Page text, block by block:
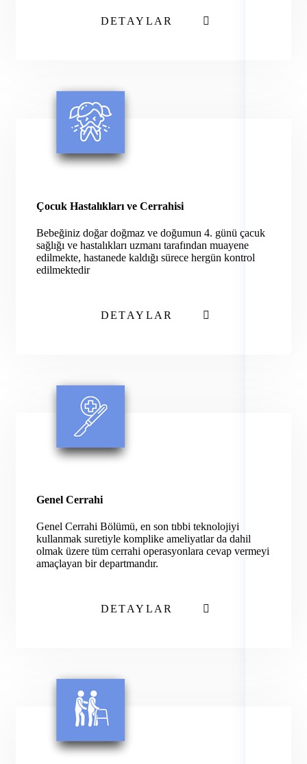
DETAYLAR
Çocuk Hastalıkları ve Cerrahisi
Bebeğiniz doğar doğmaz ve doğumun 4. günü çacuk
sağlığı ve hastalıkları uzmanı tarafından muayene
edilmekte, hastanede kaldığı sürece hergün kontrol
edilmektedir
DETAYLAR
Genel Cerrahi
Genel Cerrahi Bölümü, en son tıbbi teknolojiyi
kullanmak suretiyle komplike ameliyatlar da dahil
olmak üzere tüm cerrahi operasyonlara cevap vermeyi
amaçlayan bir departmandır.
DETAYLAR
DASHBOARD
APPOINTMENT